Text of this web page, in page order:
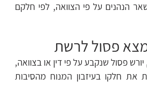
הנהנים על פי הצוואה, לפי חלקם
פסול לרשת
פסול שנקבע על פי דין או בצוואה,
את חלקו בעיזבון המנוח מהסיבות